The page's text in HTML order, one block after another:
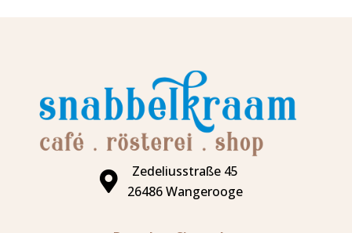
Zedeliusstraße 45
26486 Wangerooge